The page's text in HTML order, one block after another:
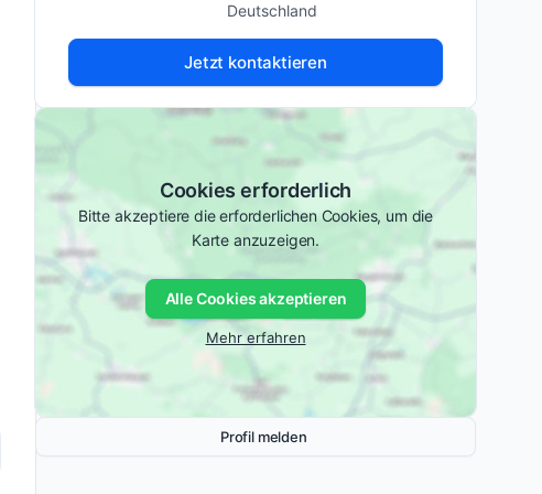
Deutschland
Jetzt kontaktieren
Cookies erforderlich
Bitte akzeptiere die erforderlichen Cookies, um die
Karte anzuzeigen.
Alle Cookies akzeptieren
Mehr erfahren
Profil melden